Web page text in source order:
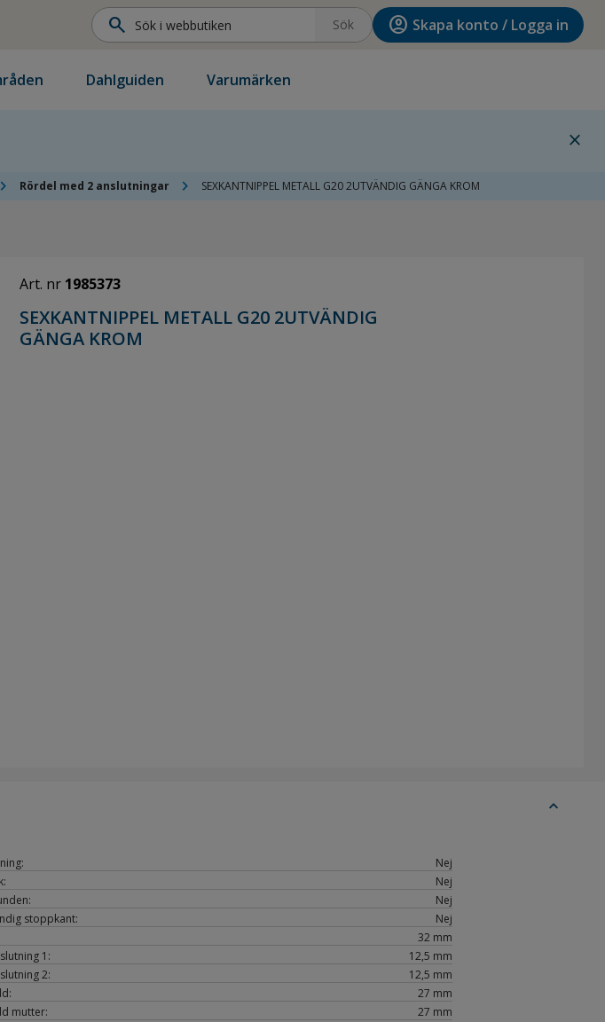
search Sök account_circle Skapa konto / Logga in
Dahlguiden Varumärken
close
chevron_right Rördel med 2 anslutningar chevron_right SEXKANTNIPPEL METALL G20 2UTVÄNDIG GÄNGA KROM
Art. nr 1985373
SEXKANTNIPPEL METALL G20 2UTVÄNDIG
GÄNGA KROM
expand_less
Nej
Nej
Nej
stoppkant:
Nej
32 mm
1:
12,5 mm
2:
12,5 mm
27 mm
mutter:
27 mm